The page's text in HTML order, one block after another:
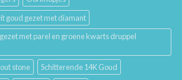
goud gezet met diamant
met parel en groene kwarts druppel
stone
Schitterende 14K Goud